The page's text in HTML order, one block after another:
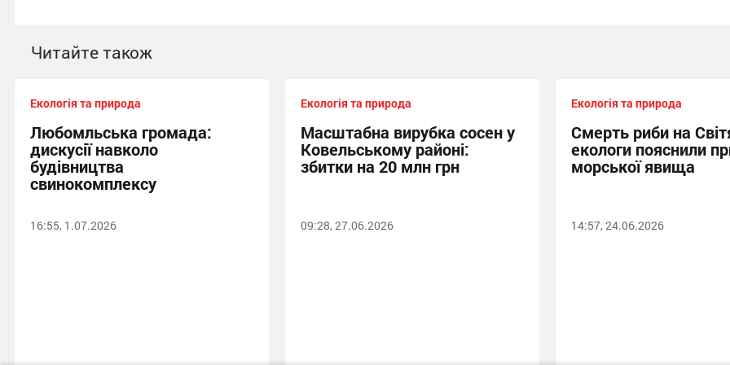
Читайте також
Екологія та природа
Любомльська громада:
дискусії навколо
будівництва
свинокомплексу
16:55, 1.07.2026
Екологія та природа
Масштабна вирубка сосен у
Ковельському районі:
збитки на 20 млн грн
09:28, 27.06.2026
Екологія та природа
Смерть риби на
екологи пояснили
морської явища
14:57, 24.06.2026